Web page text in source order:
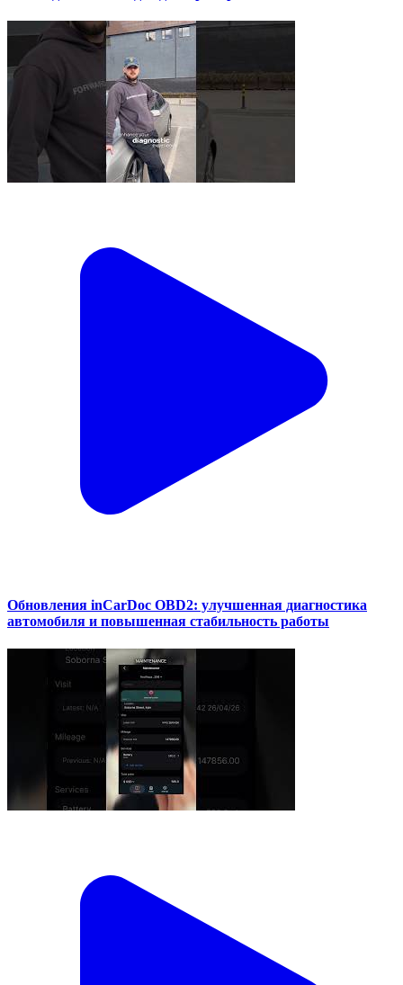
Обновления inCarDoc OBD2: улучшенная диагностика
автомобиля и повышенная стабильность работы